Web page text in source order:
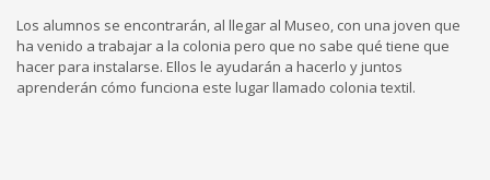
Los alumnos se encontrarán, al llegar al Museo, con una joven que
ha venido a trabajar a la colonia pero que no sabe qué tiene que
hacer para instalarse. Ellos le ayudarán a hacerlo y juntos
aprenderán cómo funciona este lugar llamado colonia textil.